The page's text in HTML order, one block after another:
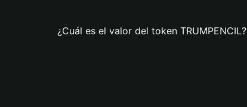
¿Cuál es el valor del token TRUMPENCIL?